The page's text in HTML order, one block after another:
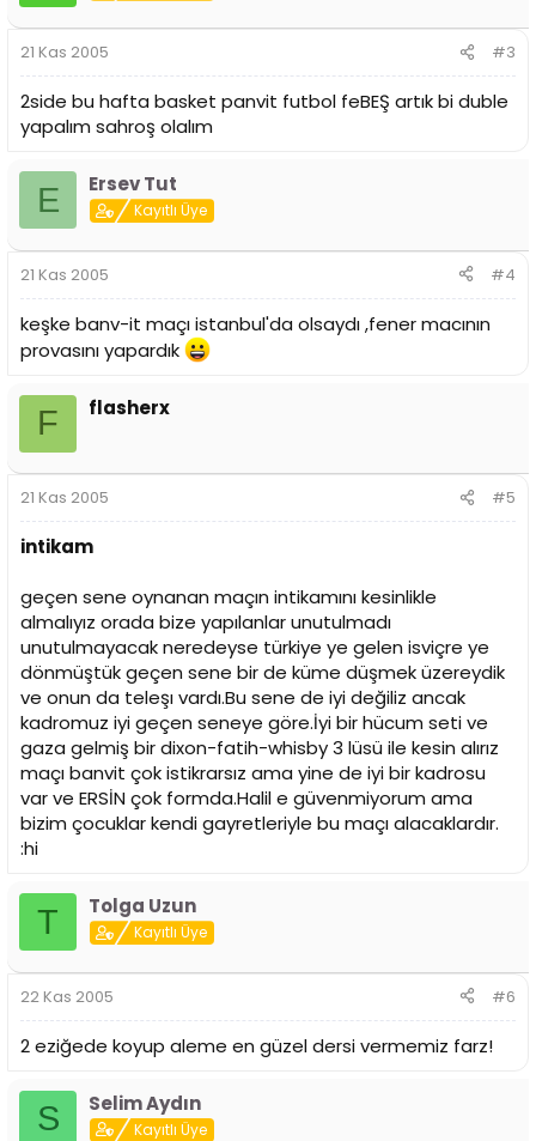
21 Kas 2005 #3
2side bu hafta basket panvit futbol feBEŞ artık bi duble
yapalım sahroş olalım
E Ersev Tut
Kayıtlı Üye
21 Kas 2005 #4
keşke banv-it maçı istanbul'da olsaydı ,fener macının
provasını yapardık
F flasherx
21 Kas 2005 #5
intikam
geçen sene oynanan maçın intikamını kesinlikle
almalıyız orada bize yapılanlar unutulmadı
unutulmayacak neredeyse türkiye ye gelen isviçre ye
dönmüştük geçen sene bir de küme düşmek üzereydik
ve onun da teleşı vardı.Bu sene de iyi değiliz ancak
kadromuz iyi geçen seneye göre.İyi bir hücum seti ve
gaza gelmiş bir dixon-fatih-whisby 3 lüsü ile kesin alırız
maçı banvit çok istikrarsız ama yine de iyi bir kadrosu
var ve ERSİN çok formda.Halil e güvenmiyorum ama
bizim çocuklar kendi gayretleriyle bu maçı alacaklardır.
:hi
T Tolga Uzun
Kayıtlı Üye
22 Kas 2005 #6
2 eziğede koyup aleme en güzel dersi vermemiz farz!
S Selim Aydın
Kayıtlı Üye